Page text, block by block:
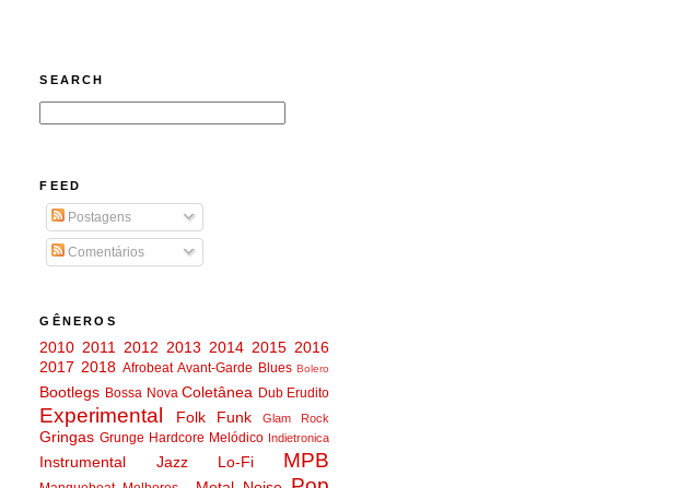
SEARCH
FEED
Postagens
Comentários
GÊNEROS
2010 2011 2012 2013 2014 2015 2016
2017 2018 Afrobeat Avant-Garde Blues Bolero
Bootlegs Bossa Nova Coletânea Dub Erudito
Experimental Folk Funk Glam Rock
Gringas Grunge Hardcore Melódico Indietronica
Instrumental Jazz Lo-Fi MPB